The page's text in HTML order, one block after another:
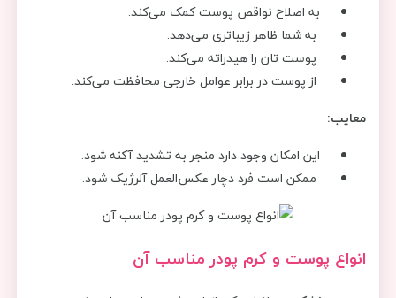
به اصلاح نواقص پوست کمک می‌کند.
به شما ظاهر زیباتری می‌دهد.
پوست تان را هیدراته می‌کند.
از پوست در برابر عوامل خارجی محافظت می‌کند.
معایب:
این امکان وجود دارد منجر به تشدید آکنه شود.
ممکن است فرد دچار عکس‌العمل آلرژیک شود.
انواع پوست و کرم پودر مناسب آن